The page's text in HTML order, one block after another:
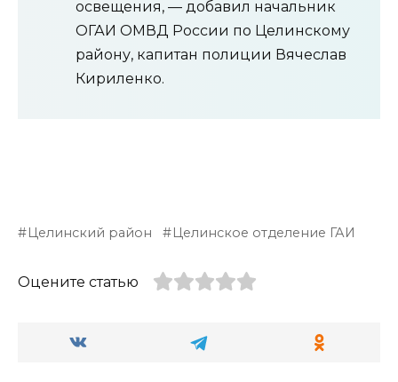
освещения, — добавил начальник
ОГАИ ОМВД России по Целинскому
району, капитан полиции Вячеслав
Кириленко.
Целинский район Целинское отделение ГАИ
Оцените статью